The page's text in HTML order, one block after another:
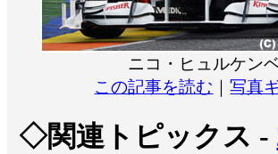
ニコ・ヒュルケン
この記事を読む ｜写真
◇関連トピックス -